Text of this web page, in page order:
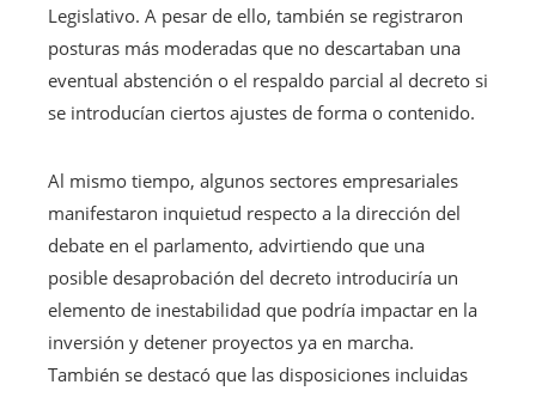
Legislativo. A pesar de ello, también se registraron
posturas más moderadas que no descartaban una
eventual abstención o el respaldo parcial al decreto si
se introducían ciertos ajustes de forma o contenido.
Al mismo tiempo, algunos sectores empresariales
manifestaron inquietud respecto a la dirección del
debate en el parlamento, advirtiendo que una
posible desaprobación del decreto introduciría un
elemento de inestabilidad que podría impactar en la
inversión y detener proyectos ya en marcha.
También se destacó que las disposiciones incluidas